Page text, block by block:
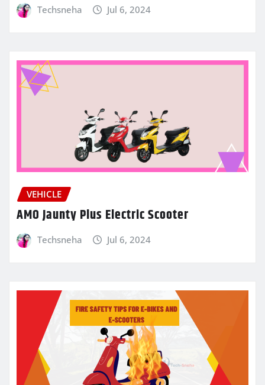
Techsneha Jul 6, 2024
VEHICLE
AMO Jaunty Plus Electric Scooter
Techsneha Jul 6, 2024